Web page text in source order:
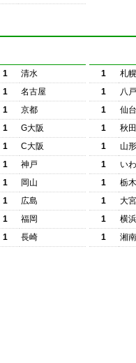
1
清水
1
名古屋
1
京都
1
G大阪
1
C大阪
1
神戸
1
岡山
1
広島
1
福岡
1 長崎
1 札幌
1
八戸
1
仙台
1
秋田
1
山形
1
い
1
栃
1
大宮
1
横
1
湘南